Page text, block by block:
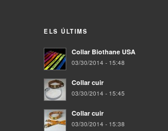
ELS ÚLTIMS
Collar Biothane USA
03/30/2014 - 15:48
Collar cuir
03/30/2014 - 15:45
Collar cuir
03/30/2014 - 15:38